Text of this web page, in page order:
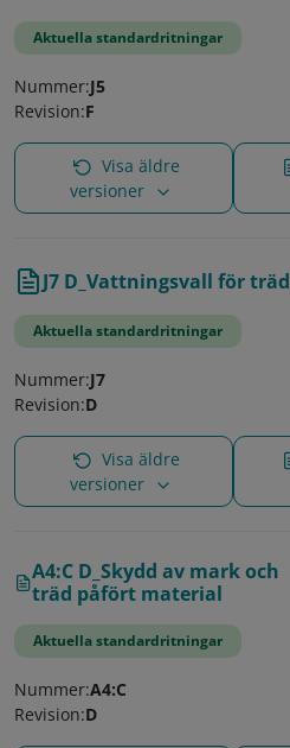
Aktuella standardritningar
Nummer:J5
Revision:F
Visa äldre
versioner
J7 D_Vattningsvall för träd
Aktuella standardritningar
Nummer:J7
Revision:D
Visa äldre
versioner
A4:C D_Skydd av mark och
träd påfört material
Aktuella standardritningar
Nummer:A4:C
Revision:D